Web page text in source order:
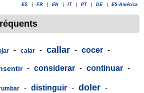
ES FR EN IT PT DE ES-América
- calar - callar - cocer -
- considerar - continuar -
- distinguir - doler -